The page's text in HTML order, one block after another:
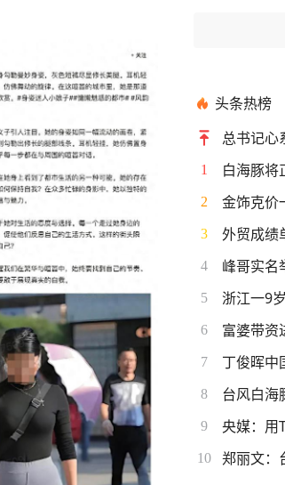
头条热榜
总书记心
1 白海豚将
2 金饰克价
3 外贸成绩
4 峰哥实名
5 浙江一9
6 富婆带资
7 丁俊晖中
8 台风白海
9
10 郑丽文：